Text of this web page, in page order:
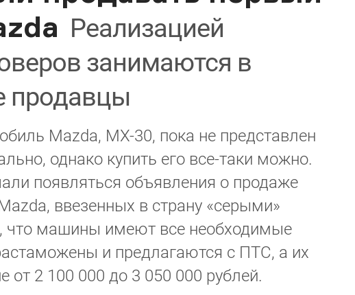
Реализацией
занимаются в
продавцы
Mazda, MX-30, пока не представлен
однако купить его все-таки можно.
появляться объявления о продаже
ввезенных в страну «серыми»
что машины имеют все необходимые
и предлагаются с ПТС, а их
от 2 100 000 до 3 050 000 рублей.